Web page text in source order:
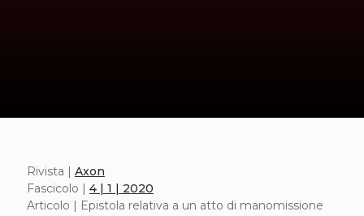
Rivista | Axon
Fascicolo | 4 | 1 | 2020
Articolo | Epistola relativa a un atto di manomissione